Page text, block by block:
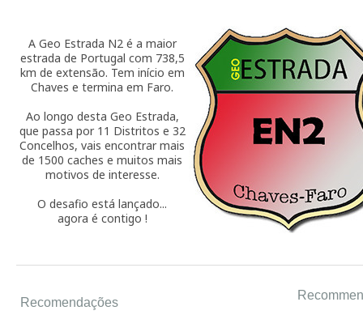
A Geo Estrada N2 é a maior
estrada de Portugal com 738,5
km de extensão. Tem início em
Chaves e termina em Faro.
Ao longo desta Geo Estrada,
que passa por 11 Distritos e 32
Concelhos, vais encontrar mais
de 1500 caches e muitos mais
motivos de interesse.
O desafio está lançado...
agora é contigo !
Recomendações